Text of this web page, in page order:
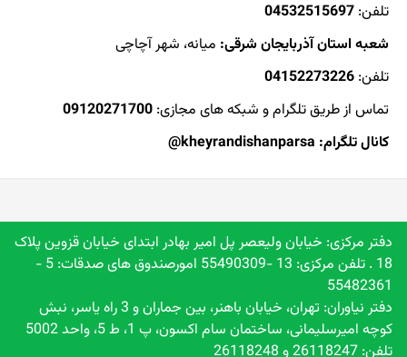
تلفن: 04532515697
شعبه استانآذربایجان شرقی: میانه، شهر آچاچی
تلفن: 04152273226
تماس از طریق تلگرام و شبکه های مجازی: 09120271700
کانال تلگرام: kheyrandishanparsa@
دفتر مرکزی: خیابان ولیعصر پل امیر بهادر ابتدای خیابان قزوین پلاک
18 . تلفن مرکزی: 13 -55490309 امورصندوق های صدقات: 5 -
55482361
دفتر نیاوران: تهران، خیابان باهنر، بین جماران و 3 راه یاسر، نبش
کوچه امیرسلیمانی، ساختمان سام اکسون، پ 1، ط 5، واحد 5002
تلفن: 26118247 و 26118248